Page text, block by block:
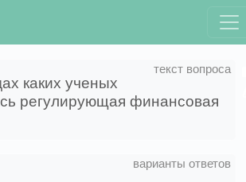
каких ученых
регулирующая финансовая